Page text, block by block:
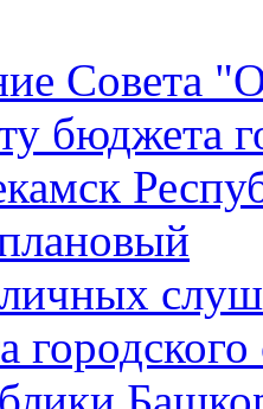
Совета
бюджета